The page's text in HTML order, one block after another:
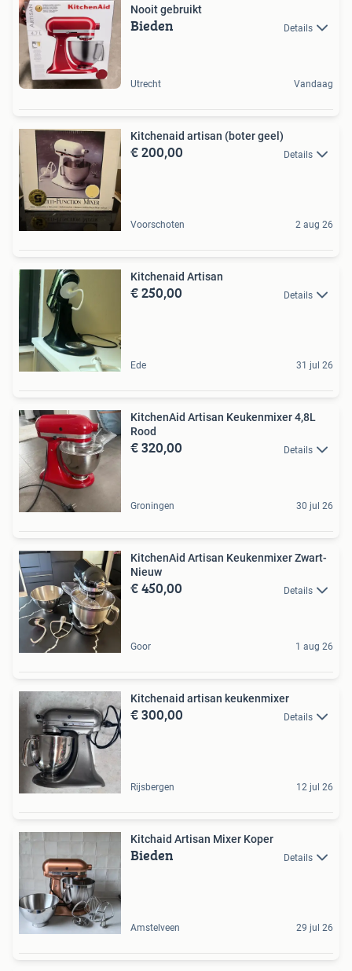
Nooit gebruikt
Bieden Details
Utrecht Vandaag
Kitchenaid artisan (boter geel)
€ 200,00 Details
Voorschoten 2 aug 26
Kitchenaid Artisan
€ 250,00 Details
Ede 31 jul 26
KitchenAid Artisan Keukenmixer 4,8L
Rood
€ 320,00 Details
Groningen 30 jul 26
KitchenAid Artisan Keukenmixer Zwart-
Nieuw
€ 450,00 Details
Goor 1 aug 26
Kitchenaid artisan keukenmixer
€ 300,00 Details
Rijsbergen 12 jul 26
Kitchaid Artisan Mixer Koper
Bieden Details
Amstelveen 29 jul 26